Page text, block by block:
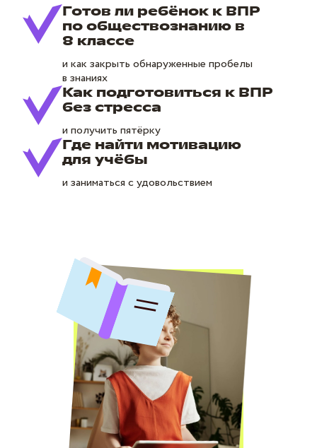
Готов ли ребёнок к ВПР
по обществознанию в
8 классе
и как закрыть обнаруженные пробелы
в знаниях
Как подготовиться к ВПР
без стресса
и получить пятёрку
Где найти мотивацию
для учёбы
и заниматься с удовольствием